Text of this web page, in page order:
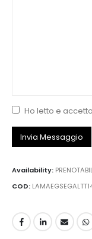
Ho letto e
Availability:
COD: